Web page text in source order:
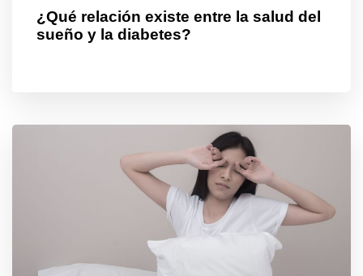
¿Qué relación existe entre la salud del
sueño y la diabetes?